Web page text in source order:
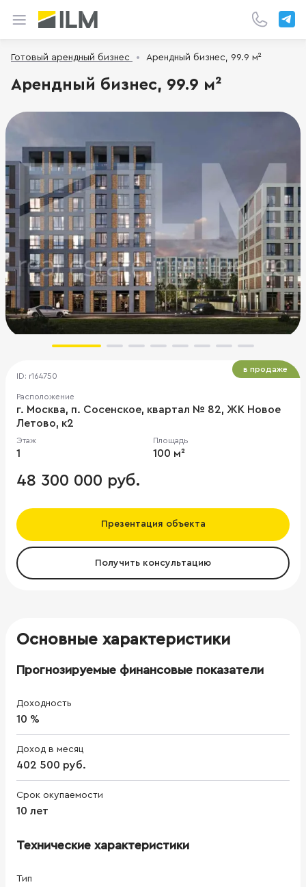
Готовый арендный бизнес Арендный бизнес, 99.9 м²
Арендный бизнес, 99.9 м²
ID: r164750
Расположение
г. Москва, п. Сосенское, квартал № 82, ЖК Новое
Летово, к2
Этаж
1
Площадь
100 м²
48 300 000 руб.
Презентация объекта
Получить консультацию
в продаже
Основные характеристики
Прогнозируемые финансовые показатели
Доходность
10 %
Доход в месяц
402 500 руб.
Срок окупаемости
10 лет
Технические характеристики
Тип